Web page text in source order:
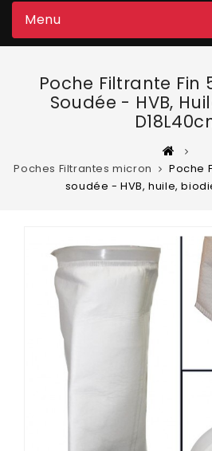
Menu
Poche Filtrante Fin
Soudée - HVB,
Poches Filtrantes micron
Poche
soudée - HVB, huile,